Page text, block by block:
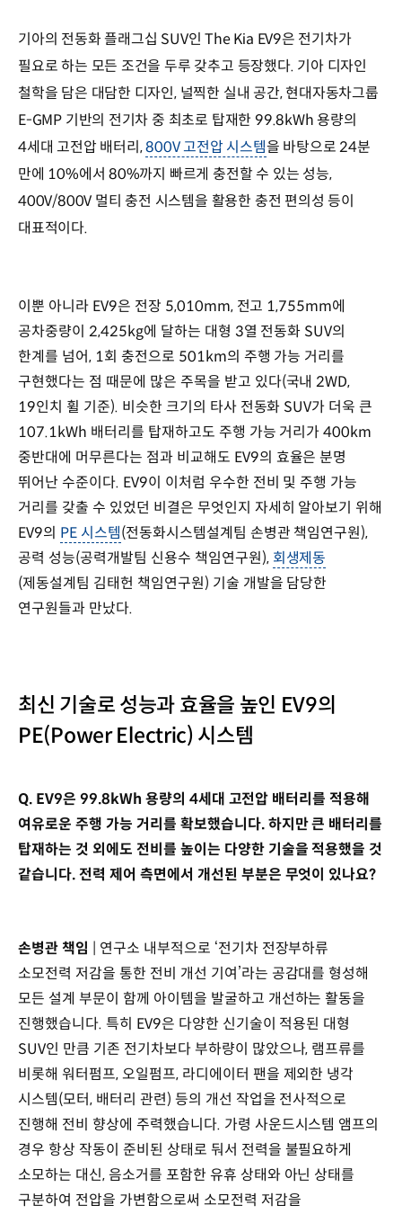
기아의 전동화 플래그십 SUV인 The Kia EV9은 전기차가
필요로 하는 모든 조건을 두루 갖추고 등장했다. 기아 디자인
철학을 담은 대담한 디자인, 널찍한 실내 공간, 현대자동차그룹
E-GMP 기반의 전기차 중 최초로 탑재한 99.8kWh 용량의
4세대 고전압 배터리,800V 고전압 시스템을 바탕으로 24분
만에 10%에서 80%까지 빠르게 충전할 수 있는 성능,
400V/800V 멀티 충전 시스템을 활용한 충전 편의성 등이
대표적이다.
이뿐 아니라 EV9은 전장 5,010mm, 전고 1,755mm에
공차중량이 2,425kg에 달하는 대형 3열 전동화 SUV의
한계를 넘어, 1회 충전으로 501km의 주행 가능 거리를
구현했다는 점 때문에 많은 주목을 받고 있다(국내 2WD,
19인치 휠 기준). 비슷한 크기의 타사 전동화 SUV가 더욱 큰
107.1kWh 배터리를 탑재하고도 주행 가능 거리가 400km
중반대에 머무른다는 점과 비교해도 EV9의 효율은 분명
뛰어난 수준이다. EV9이 이처럼 우수한 전비 및 주행 가능
거리를 갖출 수 있었던 비결은 무엇인지 자세히 알아보기 위해
EV9의 PE 시스템(전동화시스템설계팀 손병관 책임연구원),
공력 성능(공력개발팀 신용수 책임연구원), 회생제동
(제동설계팀 김태헌 책임연구원) 기술 개발을 담당한
연구원들과 만났다.
최신 기술로 성능과 효율을 높인 EV9의
PE(Power Electric) 시스템
Q. EV9은 99.8kWh 용량의 4세대 고전압 배터리를 적용해
여유로운 주행 가능 거리를 확보했습니다. 하지만 큰 배터리를
탑재하는 것 외에도 전비를 높이는 다양한 기술을 적용했을 것
같습니다. 전력 제어 측면에서 개선된 부분은 무엇이 있나요?
손병관 책임 | 연구소 내부적으로 ‘전기차 전장부하류
소모전력 저감을 통한 전비 개선 기여’라는 공감대를 형성해
모든 설계 부문이 함께 아이템을 발굴하고 개선하는 활동을
진행했습니다. 특히 EV9은 다양한 신기술이 적용된 대형
SUV인 만큼 기존 전기차보다 부하량이 많았으나, 램프류를
비롯해 워터펌프, 오일펌프, 라디에이터 팬을 제외한 냉각
시스템(모터, 배터리 관련) 등의 개선 작업을 전사적으로
진행해 전비 향상에 주력했습니다. 가령 사운드시스템 앰프의
경우 항상 작동이 준비된 상태로 둬서 전력을 불필요하게
소모하는 대신, 음소거를 포함한 유휴 상태와 아닌 상태를
구분하여 전압을 가변함으로써 소모전력 저감을